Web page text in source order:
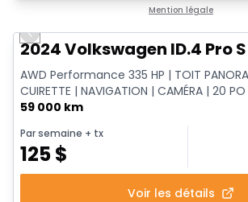
Mention légale
Previous slide
2024 Volkswagen ID.4 Pro S
AWD Performance 335 HP | TOIT
CUIRETTE | NAVIGATION | CAMÉRA | 20
59 000 km
Par semaine + tx
125$
Voir les détails